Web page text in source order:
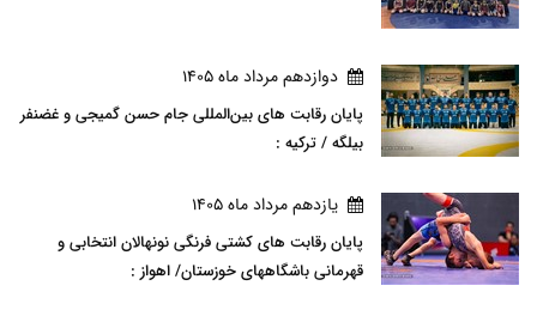
دوازدهم مرداد ماه 1405
پایان رقابت های بین‌المللی جام حسن گمیجی و غضنفر
بیلگه / ترکیه :
يازدهم مرداد ماه 1405
پایان رقابت های کشتی فرنگی نونهالان انتخابی و
قهرمانی باشگاههای خوزستان/ اهواز :